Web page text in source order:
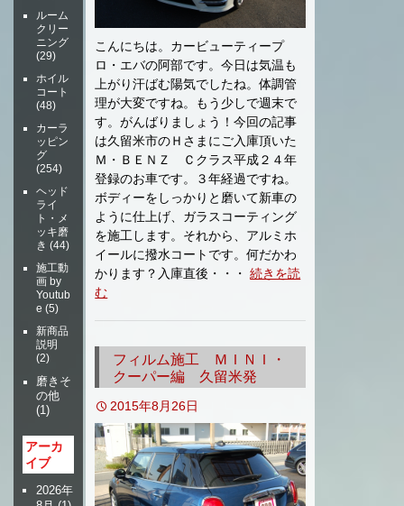
こんにちは。カービューティープ
ロ・エバの阿部です。今日は気温も
上がり汗ばむ陽気でしたね。体調管
理が大変ですね。もう少しで週末で
す。がんばりましょう！今回の記事
は久留米市のＨさまにご入庫頂いた
Ｍ・ＢＥＮＺ Ｃクラス平成２４年
登録のお車です。３年経過ですね。
ボディーをしっかりと磨いて新車の
ように仕上げ、ガラスコーティング
を施工します。それから、アルミホ
イールに撥水コートです。何だかわ
かります？入庫直後・・・続きを読
む
フィルム施工 ＭＩＮＩ・
クーパー編 久留米発
2015年8月26日
ルーム
クリー
ニング
(29)
ホイル
コート
(48)
カーラ
ッピン
グ
(254)
ヘッド
ライ
ト・メ
ッキ磨
き (44)
施工動
画 by
Youtub
e (5)
新商品
説明
(2)
磨きそ
の他
(1)
アーカ
イブ
2026年